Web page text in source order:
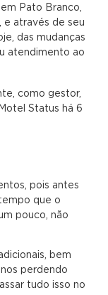
Pato Branco,
e através de seu
das mudanças
atendimento ao
como gestor,
Status há 6
pois antes
que o
pouco, não
bem
perdendo
tudo isso no